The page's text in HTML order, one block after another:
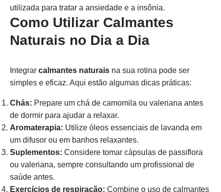
utilizada para tratar a ansiedade e a insônia.
Como Utilizar Calmantes
Naturais no Dia a Dia
Integrar calmantes naturais na sua rotina pode ser
simples e eficaz. Aqui estão algumas dicas práticas:
Chás: Prepare um chá de camomila ou valeriana antes
de dormir para ajudar a relaxar.
Aromaterapia: Utilize óleos essenciais de lavanda em
um difusor ou em banhos relaxantes.
Suplementos: Considere tomar cápsulas de passiflora
ou valeriana, sempre consultando um profissional de
saúde antes.
Exercícios de respiração: Combine o uso de calmantes